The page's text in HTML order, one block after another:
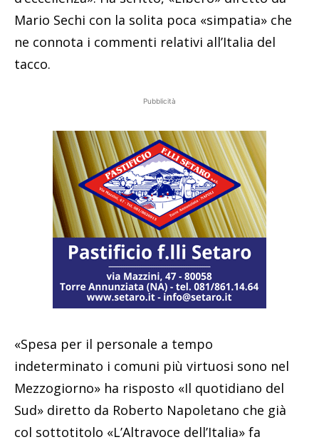
Mario Sechi con la solita poca «simpatia» che
ne connota i commenti relativi all’Italia del
tacco.
Pubblicità
«Spesa per il personale a tempo
indeterminato i comuni più virtuosi sono nel
Mezzogiorno» ha risposto «Il quotidiano del
Sud» diretto da Roberto Napoletano che già
col sottotitolo «L’Altravoce dell’Italia» fa